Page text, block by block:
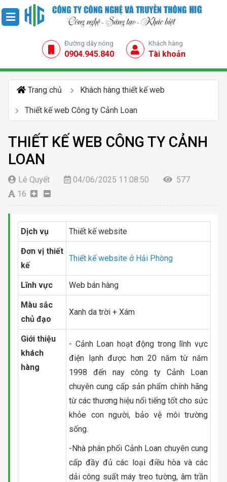
Đường dây nóng
0904.945.840
Khách hàng
Tài khoản
Trang chủ Khách hàng thiết kế web
Thiết kế web Công ty Cảnh Loan
THIẾT KẾ WEB CÔNG TY CẢNH
LOAN
Lê Quyết 04/06/2025 11:08:50
577
16
Dịch vụ Thiết kế website
Đơn vị thiết
kế
Thiết kế website ở Hải Phòng
Lĩnh vực Web bán hàng
Màu sắc
chủ đạo
Xanh da trời + Xám
Giới thiệu
khách
hàng
- Cảnh Loan hoạt động trong lĩnh vực
điện lạnh được hơn 20 năm từ năm
1998 đến nay công ty Cảnh Loan
chuyên cung cấp sản phẩm chính hãng
từ các thương hiệu nổi tiếng tốt cho sức
khỏe con người, bảo vệ môi trường
sống.
-Nhà phân phối Cảnh Loan chuyên cung
cấp đầy đủ các loại điều hòa và các
dải công suất máy treo tường, âm trần